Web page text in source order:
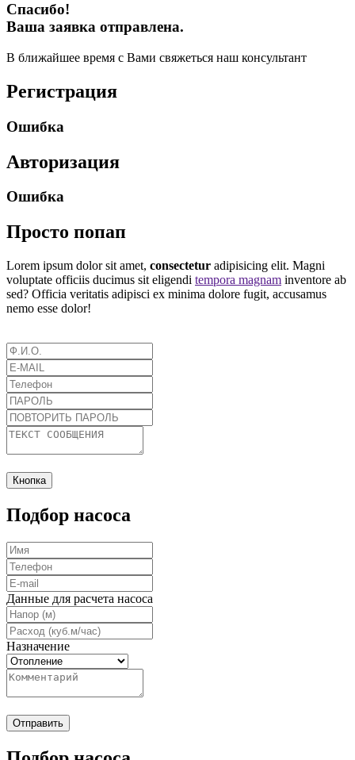
Спасибо!
Ваша заявка отправлена.
В ближайшее время с Вами свяжеться наш консультант
Регистрация
Ошибка
Авторизация
Ошибка
Просто попап
Lorem ipsum dolor sit amet, consectetur adipisicing elit. Magni
voluptate officiis ducimus sit eligendi tempora magnam inventore ab
sed? Officia veritatis adipisci ex minima dolore fugit, accusamus
nemo esse dolor!
Кнопка
Подбор насоса
Данные для расчета насоса
Назначение
Отправить